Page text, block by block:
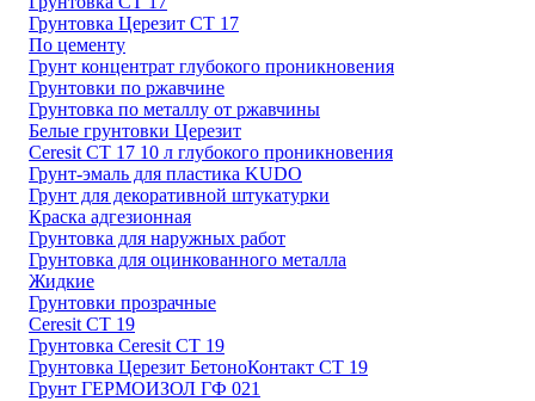
Грунтовка Церезит CT 17
По цементу
Грунт концентрат глубокого проникновения
Грунтовки по ржавчине
Грунтовка по металлу от ржавчины
Белые грунтовки Церезит
Ceresit CT 17 10 л глубокого проникновения
Грунт-эмаль для пластика KUDO
Грунт для декоративной штукатурки
Краска адгезионная
Грунтовка для наружных работ
Грунтовка для оцинкованного металла
Жидкие
Грунтовки прозрачные
Ceresit CT 19
Грунтовка Ceresit CT 19
Грунтовка Церезит БетоноКонтакт CT 19
Грунт ГЕРМОИЗОЛ ГФ 021